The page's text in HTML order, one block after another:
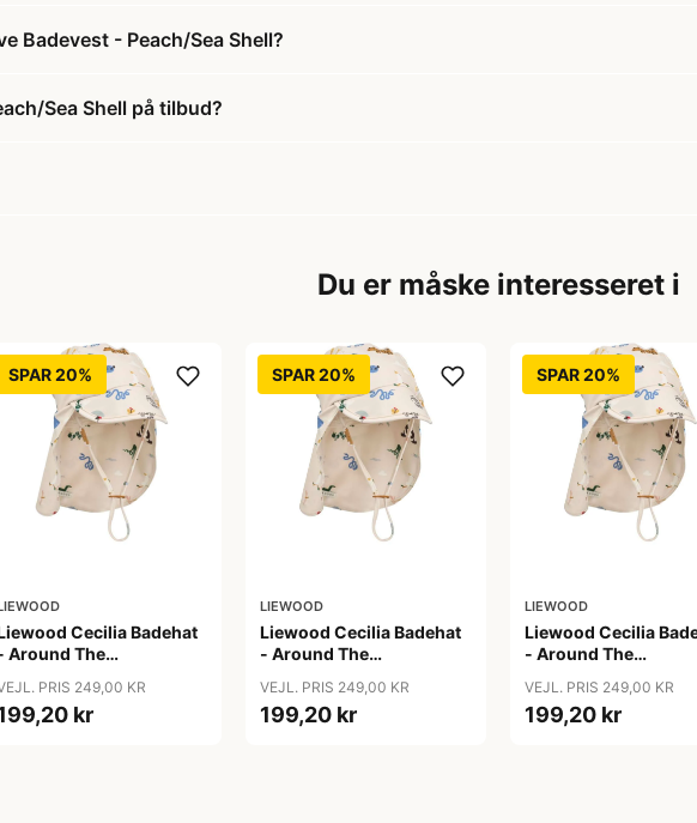
Badevest - Peach/Sea Shell?
Sea Shell på tilbud?
Du er måske interesseret i
SPAR 20%
Cecilia Badehat
Around The
PRIS 249,00 KR
kr
SPAR 20%
LIEWOOD
Liewood Cecilia Badehat
- Around The
VEJL. PRIS 249,00 KR
199,20 kr
SPAR 20%
LIEWOOD
Liewood Cecilia
- Around The
VEJL. PRIS 249,00 KR
199,20 kr